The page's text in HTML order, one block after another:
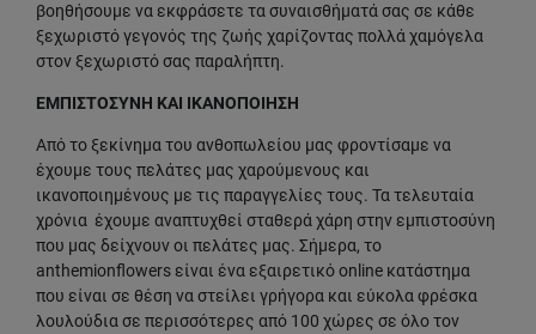
βοηθήσουμε να εκφράσετε τα συναισθήματά σας σε κάθε
ξεχωριστό γεγονός της ζωής χαρίζοντας πολλά χαμόγελα
στον ξεχωριστό σας παραλήπτη.
ΕΜΠΙΣΤΟΣΥΝΗ ΚΑΙ ΙΚΑΝΟΠΟΙΗΣΗ
Από το ξεκίνημα του ανθοπωλείου μας φροντίσαμε να
έχουμε τους πελάτες μας χαρούμενους και
ικανοποιημένους με τις παραγγελίες τους. Τα τελευταία
χρόνια έχουμε αναπτυχθεί σταθερά χάρη στην εμπιστοσύνη
που μας δείχνουν οι πελάτες μας. Σήμερα, το
anthemionflowers είναι ένα εξαιρετικό online κατάστημα
που είναι σε θέση να στείλει γρήγορα και εύκολα φρέσκα
λουλούδια σε περισσότερες από 100 χώρες σε όλο τον